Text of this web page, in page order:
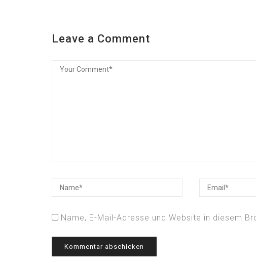
Leave a Comment
Name, E-Mail-Adresse und Website in diesem